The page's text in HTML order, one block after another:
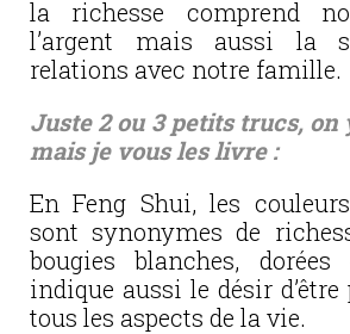
la richesse comprend
l’argent mais aussi la
relations avec notre famille.
Juste 2 ou 3 petits trucs, on
mais je vous les livre :
En Feng Shui, les
sont synonymes de
bougies blanches, dorées
indique aussi le désir d’être
tous les aspects de la vie.